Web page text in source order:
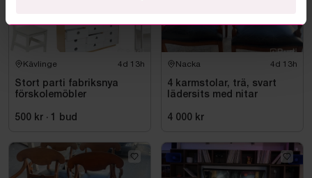
Kävlinge 4d 13h
Stort parti fabriksnya
förskolemöbler
500 kr · 1 bud
Nacka 4d 13h
4 karmstolar, trä, svart
lädersits med nitar
4 000 kr